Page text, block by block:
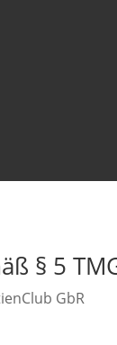
§ 5
GbR